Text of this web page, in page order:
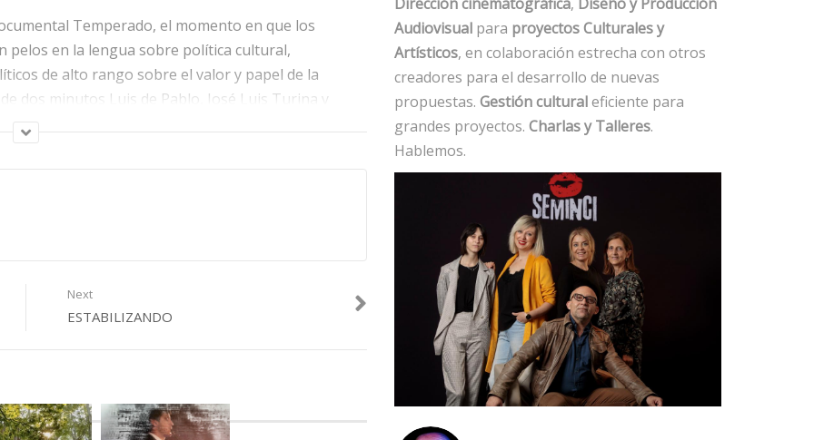
Temperado, el momento en que los
pelos en la lengua sobre política cultural,
de alto rango sobre el valor y papel de la
dos minutos Luis de Pablo, José Luis Turina y
como son, con chocantes y divertidos resultados.
Next
ESTABILIZANDO
Audiovisual para proyectos Culturales y
Artísticos, en colaboración estrecha con otros
creadores para el desarrollo de nuevas
propuestas. Gestión culturaleficiente para
grandes proyectos. Charlas y Talleres.
Hablemos.